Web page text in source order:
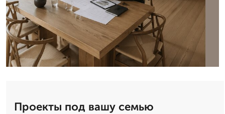
Проекты под вашу семью